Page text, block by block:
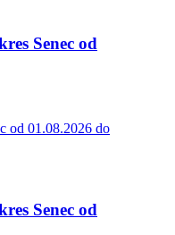
Senec od
od 01.08.2026 do
Senec od